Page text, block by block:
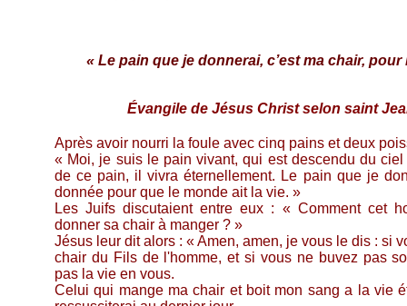
« Le pain que je donnerai, c’est ma chair,
Évangile de Jésus Christ selon saint
Après avoir nourri la foule avec cinq pains et deux
« Moi, je suis le pain vivant, qui est descendu du
de ce pain, il vivra éternellement. Le pain que je
donnée pour que le monde ait la vie. »
Les Juifs discutaient entre eux : « Comment cet
donner sa chair à manger ? »
Jésus leur dit alors : « Amen, amen, je vous le dis : si
chair du Fils de l'homme, et si vous ne buvez pas
pas la vie en vous.
Celui qui mange ma chair et boit mon sang a la vie